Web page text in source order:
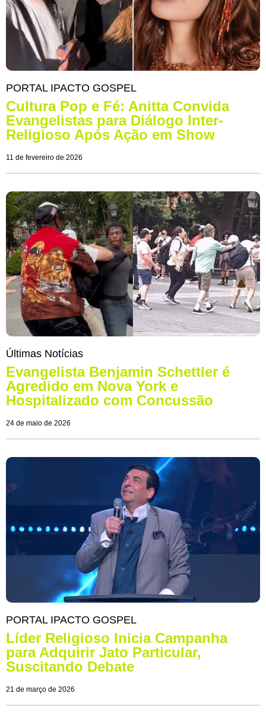
PORTAL IPACTO GOSPEL
Cultura Pop e Fé: Anitta Convida
Evangelistas para Diálogo Inter-
Religioso Após Ação em Show
11 de fevereiro de 2026
Últimas Notícias
Evangelista Benjamin Schettler é
Agredido em Nova York e
Hospitalizado com Concussão
24 de maio de 2026
PORTAL IPACTO GOSPEL
Líder Religioso Inicia Campanha
para Adquirir Jato Particular,
Suscitando Debate
21 de março de 2026